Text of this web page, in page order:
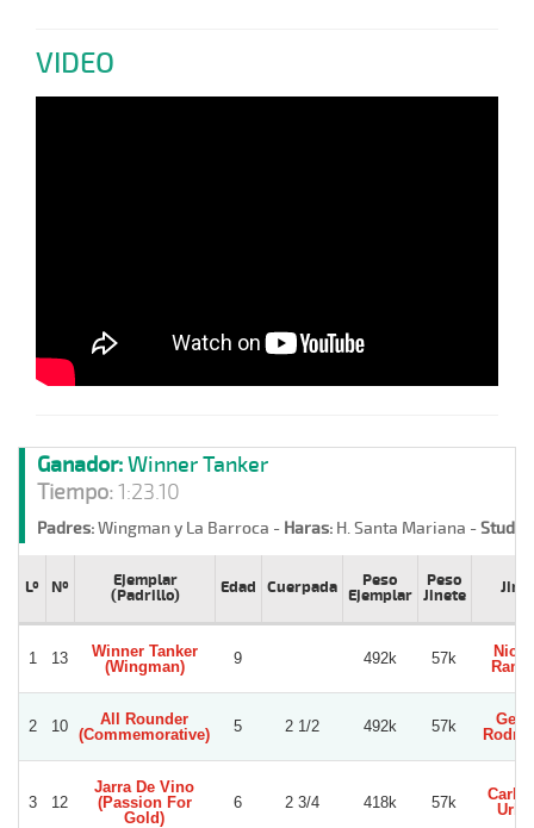
VIDEO
Ganador:Winner Tanker
Tiempo:1:23.10
Padres:Wingman y La Barroca - Haras: H. Santa Mariana -Stud:
Lº Nº
Ejemplar
(Padrillo)
Edad Cuerpada
Peso
Ejemplar
Peso
Jinete
1 13
Winner Tanker
(Wingman)
9 492k 57k
2 10
All Rounder
(Commemorative)
5 2 1/2 492k 57k
3 12
Jarra De Vino
(Passion For
Gold)
6 2 3/4 418k 57k